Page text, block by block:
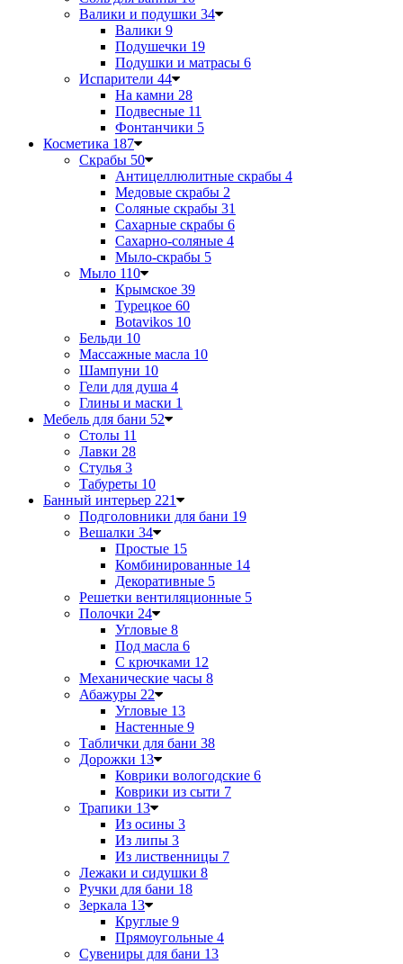
Валики и подушки 34
Валики 9
Подушечки 19
Подушки и матрасы 6
Испарители 44
На камни 28
Подвесные 11
Фонтанчики 5
Косметика 187
Скрабы 50
Антицеллюлитные скрабы 4
Медовые скрабы 2
Соляные скрабы 31
Сахарные скрабы 6
Сахарно-соляные 4
Мыло-скрабы 5
Мыло 110
Крымское 39
Турецкое 60
Botavikos 10
Бельди 10
Массажные масла 10
Шампуни 10
Гели для душа 4
Глины и маски 1
Мебель для бани 52
Столы 11
Лавки 28
Стулья 3
Табуреты 10
Банный интерьер 221
Подголовники для бани 19
Вешалки 34
Простые 15
Комбинированные 14
Декоративные 5
Решетки вентиляционные 5
Полочки 24
Угловые 8
Под масла 6
С крючками 12
Механические часы 8
Абажуры 22
Угловые 13
Настенные 9
Таблички для бани 38
Дорожки 13
Коврики вологодские 6
Коврики из сыти 7
Трапики 13
Из осины 3
Из липы 3
Из лиственницы 7
Лежаки и сидушки 8
Ручки для бани 18
Зеркала 13
Круглые 9
Прямоугольные 4
Сувениры для бани 13